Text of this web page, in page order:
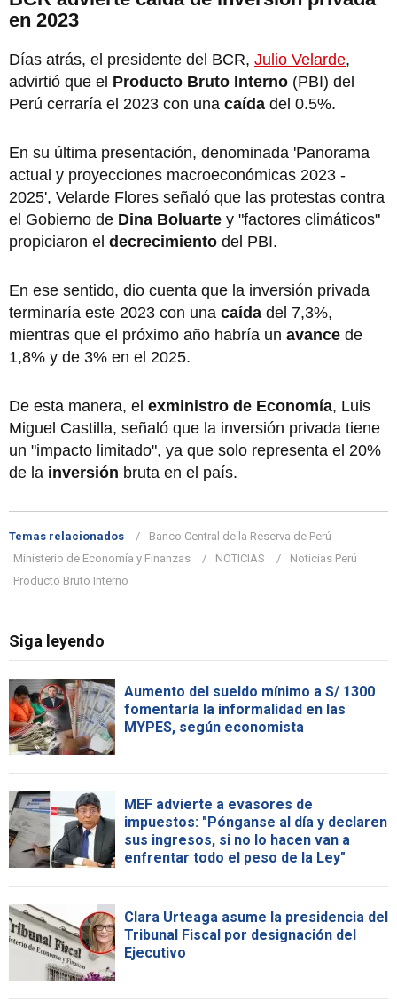
en 2023
Días atrás, el presidente del BCR, Julio Velarde,
advirtió que el Producto Bruto Interno (PBI) del
Perú cerraría el 2023 con una caída del 0.5%.
En su última presentación, denominada 'Panorama
actual y proyecciones macroeconómicas 2023 -
2025', Velarde Flores señaló que las protestas contra
el Gobierno de Dina Boluarte y "factores climáticos"
propiciaron el decrecimiento del PBI.
En ese sentido, dio cuenta que la inversión privada
terminaría este 2023 con una caída del 7,3%,
mientras que el próximo año habría un avance de
1,8% y de 3% en el 2025.
De esta manera, el exministro de Economía, Luis
Miguel Castilla, señaló que la inversión privada tiene
un "impacto limitado", ya que solo representa el 20%
de la inversión bruta en el país.
Temas relacionados
Banco Central de la Reserva de Perú
Ministerio de Economía y Finanzas
NOTICIAS
Noticias Perú
Producto Bruto Interno
Siga leyendo
Aumento del sueldo mínimo a S/ 1300
fomentaría la informalidad en las
MYPES, según economista
MEF advierte a evasores de
impuestos: "Pónganse al día y declaren
sus ingresos, si no lo hacen van a
enfrentar todo el peso de la Ley"
Clara Urteaga asume la presidencia del
Tribunal Fiscal por designación del
Ejecutivo